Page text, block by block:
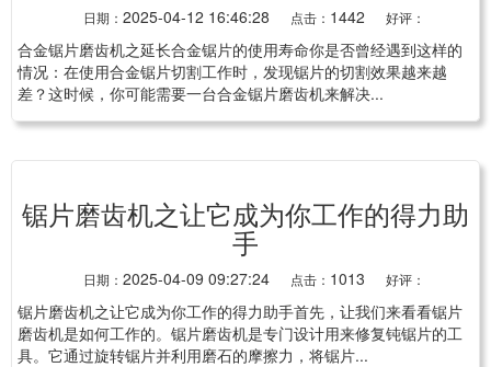
日期： 2025-04-12 16:46:28 点击： 1442 好评：
合金锯片磨齿机之延长合金锯片的使用寿命你是否曾经遇到这样的
情况：在使用合金锯片切割工作时，发现锯片的切割效果越来越
差？这时候，你可能需要一台合金锯片磨齿机来解决...
锯片磨齿机之让它成为你工作的得力助
手
日期： 2025-04-09 09:27:24 点击： 1013 好评：
锯片磨齿机之让它成为你工作的得力助手首先，让我们来看看锯片
磨齿机是如何工作的。锯片磨齿机是专门设计用来修复钝锯片的工
具。它通过旋转锯片并利用磨石的摩擦力，将锯片...